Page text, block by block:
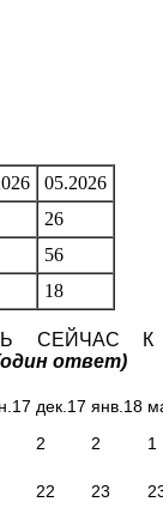
05.2026
26
56
18
СЕЙЧАС К
ответ)
дек.17 янв.18
2 2
1
22 23